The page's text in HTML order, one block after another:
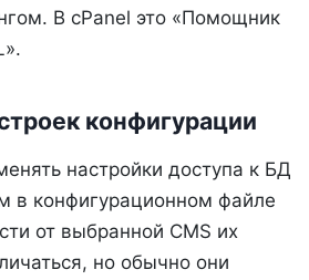
В cPanel это «Помощник
конфигурации
настройки доступа к БД
в конфигурационном файле
от выбранной CMS их
но обычно они